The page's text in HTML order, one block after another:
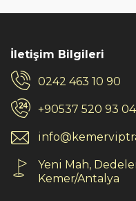
İletişim Bilgileri
0242 463 10 90
+90537 520 93 04
Yeni Mah,
Kemer/Antalya